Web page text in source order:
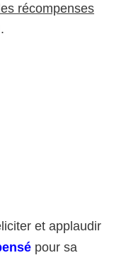
récompenses
et applaudir
pour sa